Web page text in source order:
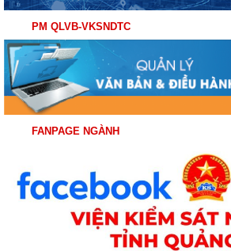
PM QLVB-VKSNDTC
FANPAGE NGÀNH